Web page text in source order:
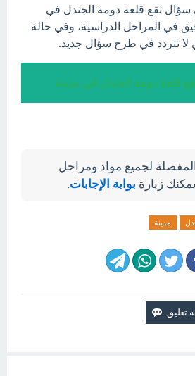
سؤال تقع قلعة دومة الجندل في
في المراحل الدراسية، وفي حالة
لا تتردد في طرح سؤال جديد.
قلعة دومة الجندل في مدينة
لجميع مواد ومراحل
زيارة بوابة الإجابات.
مدينة